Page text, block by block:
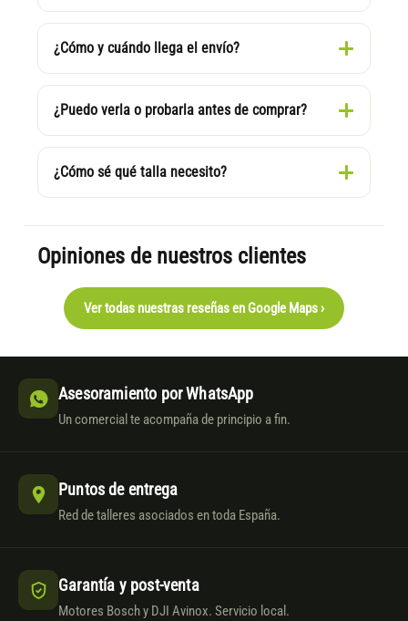
¿Cómo y cuándo llega el envío?
¿Puedo verla o probarla antes de comprar?
¿Cómo sé qué talla necesito?
Opiniones de nuestros clientes
Ver todas nuestras reseñas en Google Maps ›
Asesoramiento por WhatsApp
Un comercial te acompaña de principio a fin.
Puntos de entrega
Red de talleres asociados en toda España.
Garantía y post-venta
Motores Bosch y DJI Avinox. Servicio local.